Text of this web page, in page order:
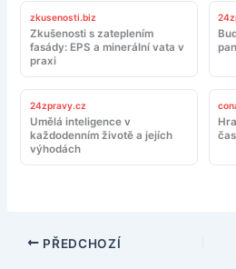
zkusenosti.biz
Zkušenosti s zateplením
fasády: EPS a minerální vata v
praxi
24zpravy.cz
Umělá inteligence v
každodenním životě a jejích
výhodách
čas
PŘEDCHOZÍ